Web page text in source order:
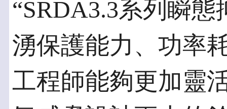
“SRDA3.3系列瞬
湧保護能力、功率
工程師能夠更加靈